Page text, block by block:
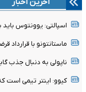
آخرین اخبار
اسپالتی: یوونتوس
ماستانتونو با قرارداد
ناپولی به دنبال جذب
کیوو: اینتر تیمی